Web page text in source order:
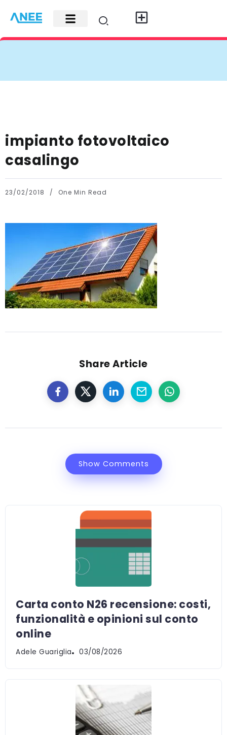
impianto fotovoltaico
casalingo
23/02/2018 One Min Read
Share Article
Show Comments
Carta conto N26 recensione: costi,
funzionalità e opinioni sul conto
online
Adele Guariglia 03/08/2026